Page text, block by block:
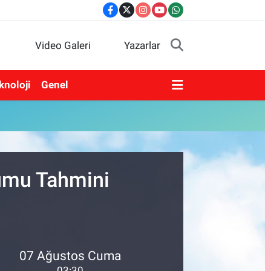
Video Galeri Yazarlar
Genel
Tahmini
07 Ağustos Cuma